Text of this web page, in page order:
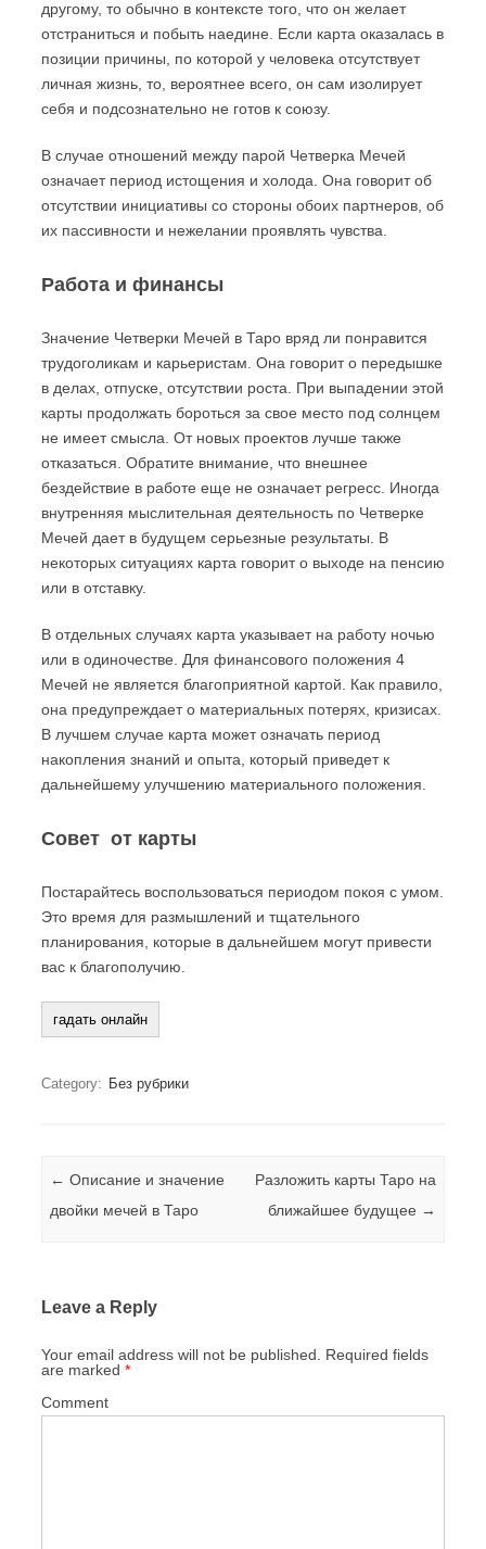
другому, то обычно в контексте того, что он желает
отстраниться и побыть наедине. Если карта оказалась в
позиции причины, по которой у человека отсутствует
личная жизнь, то, вероятнее всего, он сам изолирует
себя и подсознательно не готов к союзу.
В случае отношений между парой Четверка Мечей
означает период истощения и холода. Она говорит об
отсутствии инициативы со стороны обоих партнеров, об
их пассивности и нежелании проявлять чувства.
Работа и финансы
Значение Четверки Мечей в Таро вряд ли понравится
трудоголикам и карьеристам. Она говорит о передышке
в делах, отпуске, отсутствии роста. При выпадении этой
карты продолжать бороться за свое место под солнцем
не имеет смысла. От новых проектов лучше также
отказаться. Обратите внимание, что внешнее
бездействие в работе еще не означает регресс. Иногда
внутренняя мыслительная деятельность по Четверке
Мечей дает в будущем серьезные результаты. В
некоторых ситуациях карта говорит о выходе на пенсию
или в отставку.
В отдельных случаях карта указывает на работу ночью
или в одиночестве. Для финансового положения 4
Мечей не является благоприятной картой. Как правило,
она предупреждает о материальных потерях, кризисах.
В лучшем случае карта может означать период
накопления знаний и опыта, который приведет к
дальнейшему улучшению материального положения.
Совет от карты
Постарайтесь воспользоваться периодом покоя с умом.
Это время для размышлений и тщательного
планирования, которые в дальнейшем могут привести
вас к благополучию.
Category: Без рубрики
Post navigation
← Описание и значение
двойки мечей в Таро
Разложить карты Таро на
ближайшее будущее →
Leave a Reply
Your email address will not be published.
Required fields
are marked *
Comment